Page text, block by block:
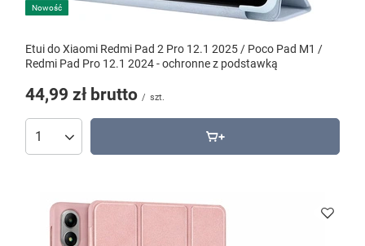
Nowość
Etui do Xiaomi Redmi Pad 2 Pro 12.1 2025 / Poco Pad M1 /
Redmi Pad Pro 12.1 2024 - ochronne z podstawką
44,99 zł brutto / szt.